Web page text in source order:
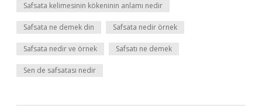
Safsata kelimesinin kökeninin anlamı nedir
Safsata ne demek din Safsata nedir örnek
Safsata nedir ve örnek Safsatı ne demek
Sen de safsatası nedir